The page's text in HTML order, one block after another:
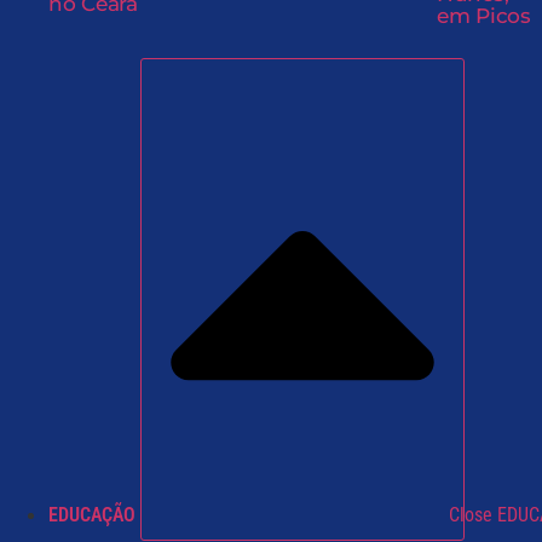
em Picos
EDUCAÇÃO Close